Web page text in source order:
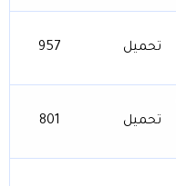
تحميل 957
تحميل 801